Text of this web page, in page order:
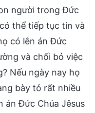
người trong Đức
thể tiếp tục tin và
có lên án Đức
và chối bỏ việc
Nếu ngày nay họ
bày tỏ rất nhiều
án Đức Chúa Jêsus